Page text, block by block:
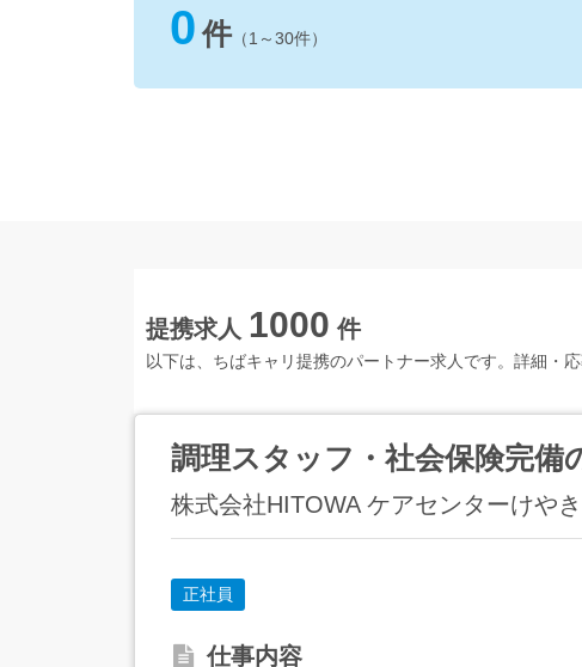
0 件（1～30件）
提携求人 1000 件
以下は、ちばキャリ提携のパートナー求人です。詳細・
調理スタッフ・社会保険完備
株式会社HITOWA ケアセンターけや
正社員
仕事内容